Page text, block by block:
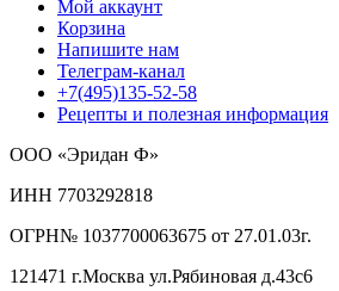
Мой аккаунт
Корзина
Напишите нам
Телеграм-канал
+7(495)135-52-58
Рецепты и полезная информация
ООО «Эридан Ф»
ИНН 7703292818
ОГРН№ 1037700063675 от 27.01.03г.
121471 г.Москва ул.Рябиновая д.43с6